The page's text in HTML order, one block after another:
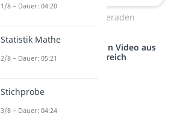
Abstand paralleler Geraden
Studyflix vernetzt: Hier ein Video aus
einem anderen Bereich
1/8 – Dauer: 04:20
Statistik Mathe
2/8 – Dauer: 05:21
Stichprobe
3/8 – Dauer: 04:24